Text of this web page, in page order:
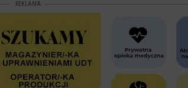
REKLAMA